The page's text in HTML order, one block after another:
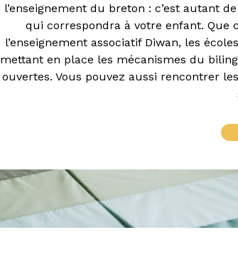
l’enseignement du breton : c’est autant
qui correspondra à votre enfant. Que
l’enseignement associatif Diwan, les
mettant en place les mécanismes du
ouvertes. Vous pouvez aussi rencontrer